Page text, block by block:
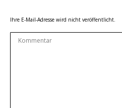
Ihre E-Mail-Adresse wird nicht veröffentlicht.
Kommentar